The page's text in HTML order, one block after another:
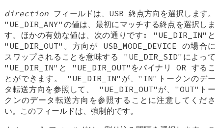
direction フィールドは、USB 終点方向を選択します。
"UE_DIR_ANY"の値は、最初にマッチする終点を選択しま
す。ほかの有効な値は、次の通りです: "UE_DIR_IN"と
"UE_DIR_OUT"。方向が USB_MODE_DEVICE の場合に
スワップされることを意味する "UE_DIR_SID"によって
"UE_DIR_IN"と "UE_DIR_OUT"をバイナリ OR するこ
とができます。 "UE_DIR_IN"が、"IN"トークンのデー
タ転送方向を参照して、 "UE_DIR_OUT"が、"OUT"トー
クンのデータ転送方向を参照することに注意してくださ
い。このフィールドは、強制的です。